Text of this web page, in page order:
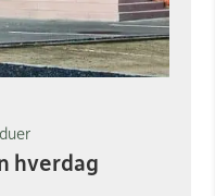
hverdag